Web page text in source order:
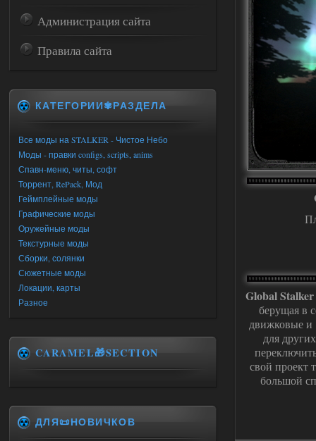
Global
берущая в
движковые и
для
свой проект
большой
Администрация сайта
Правила сайта
КАТЕГОРИИ✾РАЗДЕЛА
Все моды на STALKER - Чистое Небо
Моды - правки configs, scripts, anims
Спавн-меню, читы, софт
Торрент, RePack, Мод
Геймплейные моды
Графические моды
Оружейные моды
Текстурные моды
Сборки, солянки
Сюжетные моды
Локации, карты
Разное
CARAMEL🎁SECTION
ДЛЯ📜НОВИЧКОВ